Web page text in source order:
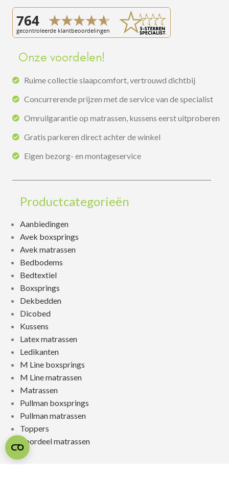
Onze voordelen!
Ruime collectie slaapcomfort, vertrouwd dichtbij
Concurrerende prijzen met de service van de specialist
Omruilgarantie op matrassen, kussens eerst uitproberen
Gratis parkeren direct achter de winkel
Eigen bezorg- en montageservice
Productcategorieën
Aanbiedingen
Avek boxsprings
Avek matrassen
Bedbodems
Bedtextiel
Boxsprings
Dekbedden
Dicobed
Kussens
Latex matrassen
Ledikanten
M Line boxsprings
M Line matrassen
Matrassen
Pullman boxsprings
Pullman matrassen
Toppers
Voordeel matrassen